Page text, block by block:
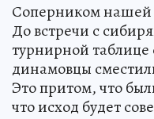
Соперником нашей
До встречи с
турнирной
динамовцы
Это притом, что
что исход будет